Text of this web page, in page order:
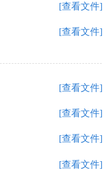
[查看文件]
[查看文件]
[查看文件]
[查看文件]
[查看文件]
[查看文件]